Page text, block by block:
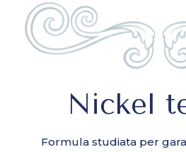
Nickel
Formula studiata per